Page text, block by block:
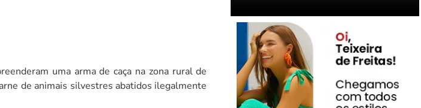
uma arma de caça na zona rural de
de animais silvestres abatidos ilegalmente